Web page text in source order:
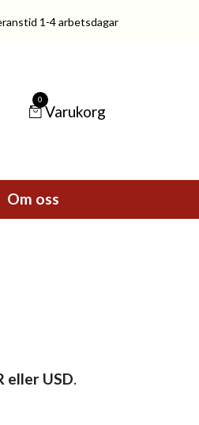
1-4 arbetsdagar
0
Varukorg
Om oss
eller USD.